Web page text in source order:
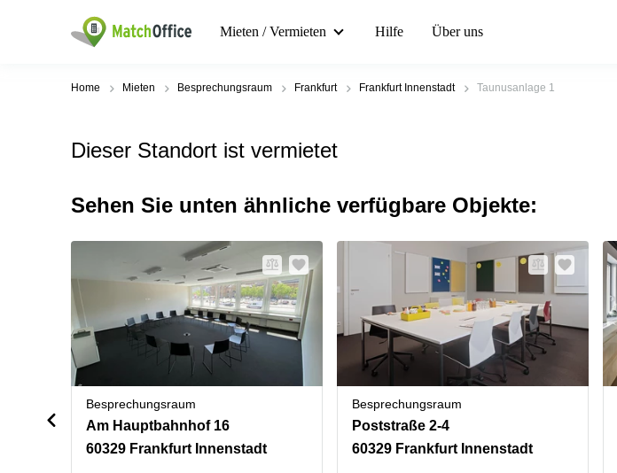
Mieten / Vermieten Hilfe Über uns
Home Mieten Besprechungsraum Frankfurt Frankfurt Innenstadt Taunusanlage 1
Dieser Standort ist vermietet
Sehen Sie unten ähnliche verfügbare Objekte:
Besprechungsraum
Am Hauptbahnhof 16
60329 Frankfurt Innenstadt
Besprechungsraum
Poststraße 2-4
60329 Frankfurt Innenstadt